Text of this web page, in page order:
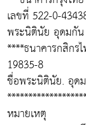
เลขที่ 522-0-
พระนิตินัย อุดมกัน
****ธนาคารกสิกร
19835-8
ชื่อพระนิตินัย. อุด
หมายเหตุ